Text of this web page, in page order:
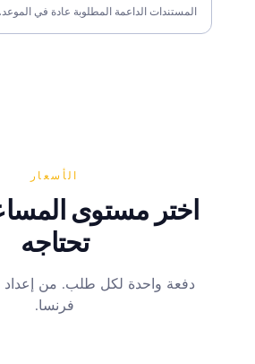
المستندات الداعمة المطلوبة عادة في الموعد.
الأسعار
اختر مستوى
تحتاجه
دفعة واحدة لكل طلب. من إعداد
فرنسا.